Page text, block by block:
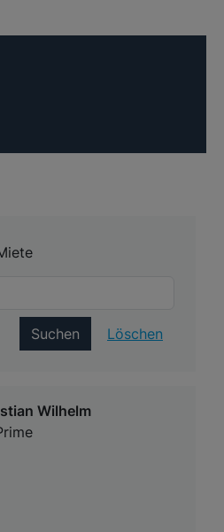
Suchen Löschen
Wilhelm